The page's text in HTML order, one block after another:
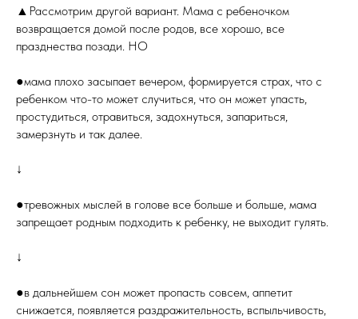
▲Рассмотрим другой вариант. Мама с ребеночком
возвращается домой после родов, все хорошо, все
празднества позади. НО
●мама плохо засыпает вечером, формируется страх, что с
ребенком что-то может случиться, что он может упасть,
простудиться, отравиться, задохнуться, запариться,
замерзнуть и так далее.
↓
●тревожных мыслей в голове все больше и больше, мама
запрещает родным подходить к ребенку, не выходит гулять.
↓
●в дальнейшем сон может пропасть совсем, аппетит
снижается, появляется раздражительность, вспыльчивость,